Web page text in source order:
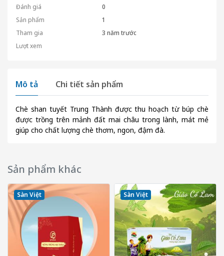
Đánh giá
0
Sản phẩm
1
Tham gia
3 năm trước
Lượt xem
Mô tả Chi tiết sản phẩm
Chè shan tuyết Trung Thành được thu hoạch từ búp chè
được trồng trên mảnh đất mai châu trong lành, mát mẻ
giúp cho chất lượng chè thơm, ngon, đậm đà.
Sản phẩm khác
Sàn Việt Sàn Việt